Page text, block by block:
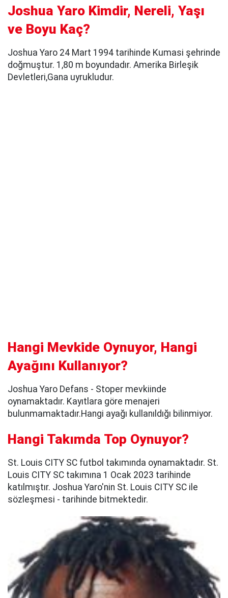
Joshua Yaro Kimdir, Nereli, Yaşı
ve Boyu Kaç?
Joshua Yaro 24 Mart 1994 tarihinde Kumasi şehrinde
doğmuştur. 1,80 m boyundadır. Amerika Birleşik
Devletleri,Gana uyrukludur.
Hangi Mevkide Oynuyor, Hangi
Ayağını Kullanıyor?
Joshua Yaro Defans - Stoper mevkiinde
oynamaktadır. Kayıtlara göre menajeri
bulunmamaktadır.Hangi ayağı kullanıldığı bilinmiyor.
Hangi Takımda Top Oynuyor?
St. Louis CITY SC futbol takımında oynamaktadır. St.
Louis CITY SC takımına 1 Ocak 2023 tarihinde
katılmıştır. Joshua Yaro'nin St. Louis CITY SC ile
sözleşmesi - tarihinde bitmektedir.